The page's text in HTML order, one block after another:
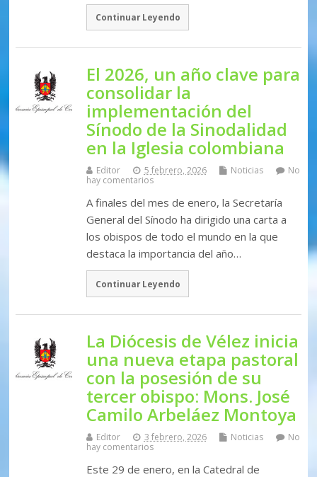
Continuar Leyendo
El 2026, un año clave para
consolidar la
implementación del
Sínodo de la Sinodalidad
en la Iglesia colombiana
Editor 5 febrero, 2026 Noticias
No
hay comentarios
A finales del mes de enero, la Secretaría
General del Sínodo ha dirigido una carta a
los obispos de todo el mundo en la que
destaca la importancia del año…
Continuar Leyendo
La Diócesis de Vélez inicia
una nueva etapa pastoral
con la posesión de su
tercer obispo: Mons. José
Camilo Arbeláez Montoya
Editor 3 febrero, 2026 Noticias
No
hay comentarios
Este 29 de enero, en la Catedral de